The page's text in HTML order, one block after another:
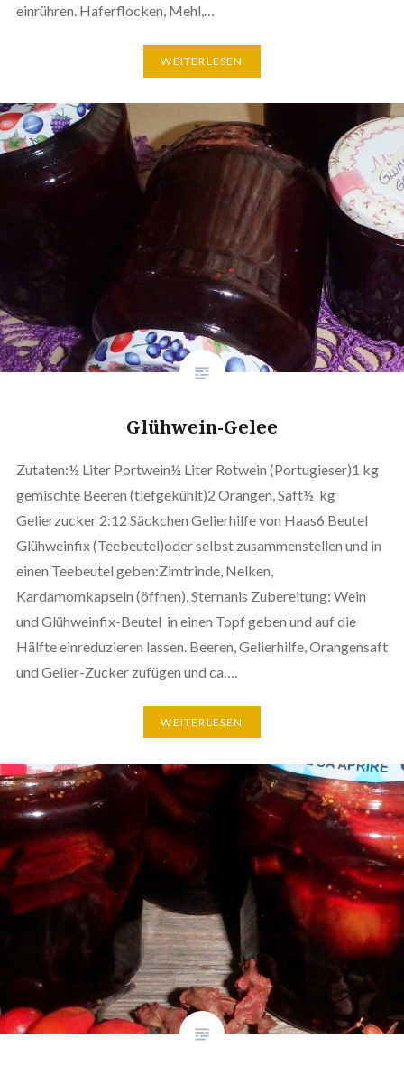
einrühren. Haferflocken, Mehl,…
WEITERLESEN
Glühwein-Gelee
Zutaten:½ Liter Portwein½ Liter Rotwein (Portugieser)1 kg
gemischte Beeren (tiefgekühlt)2 Orangen, Saft½ kg
Gelierzucker 2:12 Säckchen Gelierhilfe von Haas6 Beutel
Glühweinfix (Teebeutel)oder selbst zusammenstellen und in
einen Teebeutel geben:Zimtrinde, Nelken,
Kardamomkapseln (öffnen), Sternanis Zubereitung: Wein
und Glühweinfix-Beutel in einen Topf geben und auf die
Hälfte einreduzieren lassen. Beeren, Gelierhilfe, Orangensaft
und Gelier-Zucker zufügen und ca….
WEITERLESEN